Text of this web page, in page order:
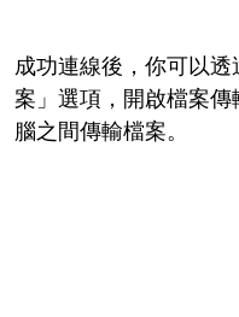
成功連線後，你可以
案」選項，開啟檔案
腦之間傳輸檔案。